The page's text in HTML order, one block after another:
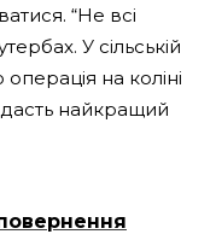
“Не всі
У сільській
на коліні
дасть найкращий